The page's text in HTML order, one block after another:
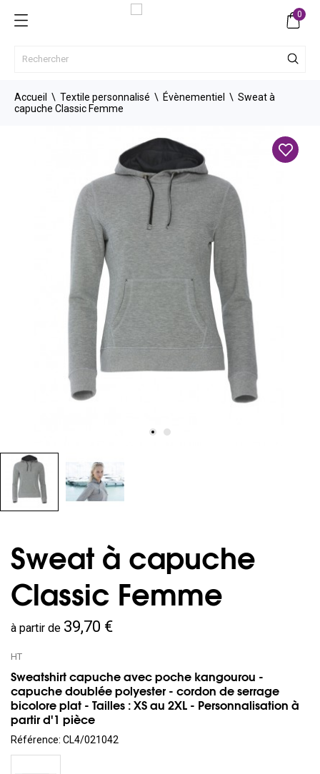
0
Accueil Textile personnalisé Évènementiel
Sweat à
capuche Classic Femme
Sweat à capuche
Classic Femme
à partir de 39,70 €
HT
Sweatshirt capuche avec poche kangourou -
capuche doublée polyester - cordon de serrage
bicolore plat - Tailles : XS au 2XL - Personnalisation à
partir d'1 pièce
Référence: CL4/021042